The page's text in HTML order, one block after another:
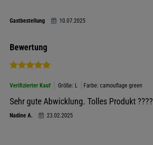
Gastbestellung 10.07.2025
Bewertung
Verifizierter Kauf Größe: L Farbe: camouflage green
Sehr gute Abwicklung. Tolles Produkt ????
Nadine A. 23.02.2025